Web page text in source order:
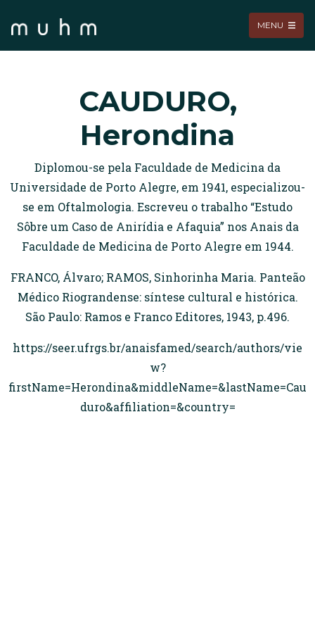
MENU
CAUDURO,
Herondina
Diplomou-se pela Faculdade de Medicina da
Universidade de Porto Alegre, em 1941, especializou-
se em Oftalmologia. Escreveu o trabalho “Estudo
Sôbre um Caso de Anirídia e Afaquia” nos Anais da
Faculdade de Medicina de Porto Alegre em 1944.
FRANCO, Álvaro; RAMOS, Sinhorinha Maria. Panteão
Médico Riograndense: síntese cultural e histórica.
São Paulo: Ramos e Franco Editores, 1943, p.496.
https://seer.ufrgs.br/anaisfamed/search/authors/vie
w?
firstName=Herondina&middleName=&lastName=Cau
duro&affiliation=&country=